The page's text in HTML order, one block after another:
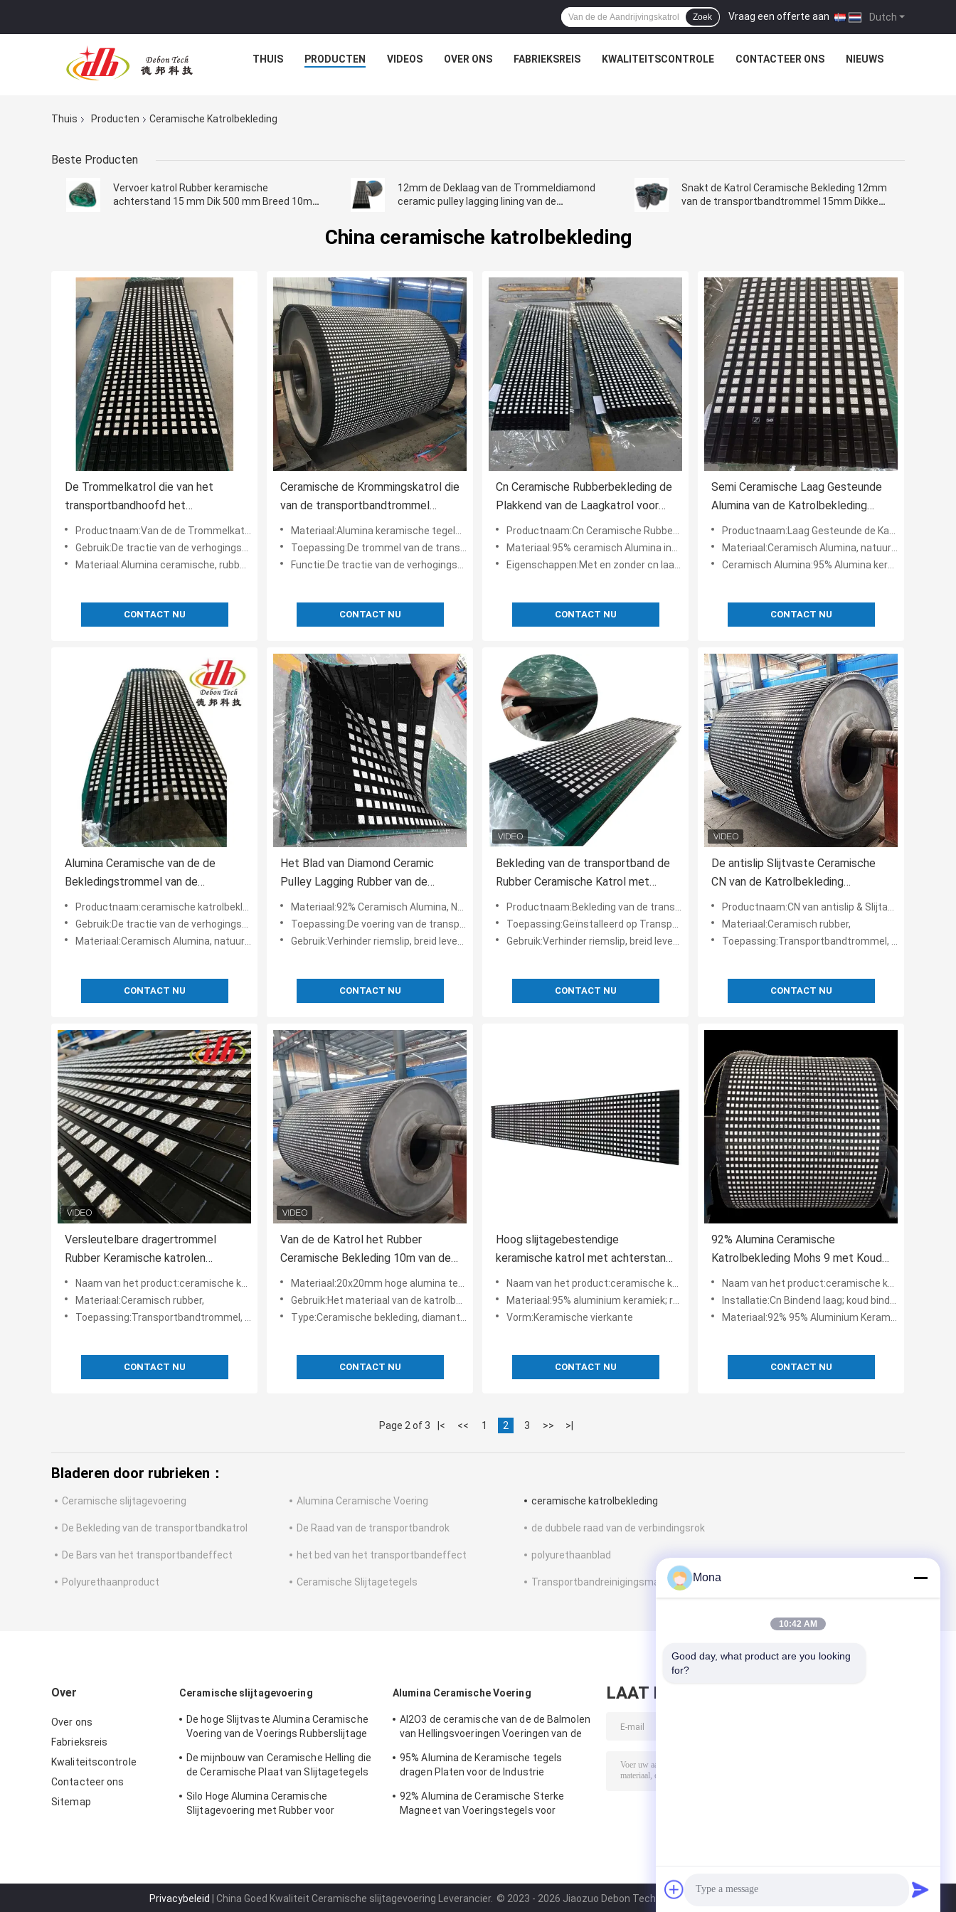
Dutch
Vraag een offerte aan |
Zoek
THUIS PRODUCTEN VIDEOS OVER ONS FABRIEKSREIS KWALITEITSCONTROLE CONTACTEER ONS NIEUWS
Thuis Producten Ceramische Katrolbekleding
Beste Producten
Vervoer katrol Rubber keramische
achterstand 15 mm Dik 500 mm Breed 10m
12mm de Deklaag van de Trommeldiamond
ceramic pulley lagging lining van de
Snakt de Katrol Ceramische Bekleding 12mm
van de transportbandtrommel 15mm Dikke
China ceramische katrolbekleding
De Trommelkatrol die van het
transportbandhoofd het
Ceramische Rubberblad van de
Voeringsdeklaag achterblijven
Productnaam:Van de de Trommelkatrol van het transportbandhoofd Blad van de de Voeringsdeklaag het Ceramische Rub
Gebruik:De tractie van de verhogingsriem, verhindert riem morserij
Materiaal:Alumina ceramische, rubbersamenstelling, cn laag plakkend
CONTACT NU
Ceramische de Krommingskatrol die
van de transportbandtrommel
Rubberblad achterblijven
Materiaal:Alumina keramische tegels, natuurrubberblad, cn laag plakkend
Toepassing:De trommel van de transportbandkatrol
Functie:De tractie van de verhogingsriem, verlengt riem en katrollevensduur
CONTACT NU
Cn Ceramische Rubberbekleding de
Plakkend van de Laagkatrol voor
Transportbandsysteem
Productnaam:Cn Ceramische Rubberbekleding de Plakkend van de Laagkatrol voor Transportbandsysteem
Materiaal:95% ceramisch Alumina ingebed in natuurrubberblad
Eigenschappen:Met en zonder cn laag plakkend
CONTACT NU
Semi Ceramische Laag Gesteunde
Alumina van de Katrolbekleding
Keramische tegels Plakkend
Productnaam:Laag Gesteunde de Katrolbekleding plakkend van Keramische tegelssemiceramic
Materiaal:Ceramisch Alumina, natuurrubber, cn laag plakkend
Ceramisch Alumina:95% Alumina keramische tegels
CONTACT NU
Alumina Ceramische van de de
Bekledingstrommel van de
Transportbandkatrol de Katrol
Rubberbekleding
Productnaam:ceramische katrolbekleding
Gebruik:De tractie van de verhogingsriem, beschermt transportband en katrol
Materiaal:Ceramisch Alumina, natuurrubber, cn laag plakkend
CONTACT NU
Het Blad van Diamond Ceramic
Pulley Lagging Rubber van de
transportbandtrommel
Materiaal:92% Ceramisch Alumina, Natuurrubber, Cn laag plakkend
Toepassing:De voering van de transportbandkatrol
Gebruik:Verhinder riemslip, breid levensduur van transportband en katrol uit
CONTACT NU
Bekleding van de transportband de
Rubber Ceramische Katrol met
Koude die Cn Laag vulcaniseren
Plakkend
Productnaam:Bekleding van de transportband de Rubber Ceramische Katrol met Koude die Cn Laag vulcaniseren Plakke
Toepassing:Geïnstalleerd op Transportbandkatrol
Gebruik:Verhinder riemslip, breid levensduur van katrol en riem uit
CONTACT NU
De antislip Slijtvaste Ceramische
CN van de Katrolbekleding
Bekleding Plakkend van de Laag
Rubber Ceramische Trommel
Productnaam:CN van antislip & Slijtageressitant van de de Bekledingskatrol van de Laag Rubber Ceramische Trommel
Materiaal:Ceramisch rubber,
Toepassing:Transportbandtrommel, Katrol, Aandrijvingskatrol
CONTACT NU
Versleutelbare dragertrommel
Rubber Keramische katrolen
Lagblad
Naam van het product:ceramische katrolbekleding
Materiaal:Ceramisch rubber,
Toepassing:Transportbandtrommel, Katrol, Aandrijvingskatrol
CONTACT NU
Van de de Katrol het Rubber
Ceramische Bekleding 10m van de
mijnbouwtransportband Materiaal
van de de Katrolbekleding
Materiaal:20x20mm hoge alumina tegels, rubber.
Gebruik:Het materiaal van de katrolbekleding, om de wrijving tussen katrol en riem te verhogen. coëfficiënt
Type:Ceramische bekleding, diamant rubberbekleding, duidelijke rubberbekleding, enz.
CONTACT NU
Hoog slijtagebestendige
keramische katrol met achterstand
van 95% aluminium keramische
katrol voor transportbanden
Naam van het product:ceramische katrolbekleding
Materiaal:95% aluminium keramiek; rubber
Vorm:Keramische vierkante
CONTACT NU
92% Alumina Ceramische
Katrolbekleding Mohs 9 met Koude
die meer dan 2 van het Gebruiks
plakt Jaar Leven
Naam van het product:ceramische katrolbekleding
Installatie:Cn Bindend laag; koud binden
Materiaal:92% 95% Aluminium Keramiek; Rubber
CONTACT NU
Page 2 of 3 |< << 1 2 3 >> >|
Bladeren door rubrieken：
Ceramische slijtagevoering Alumina Ceramische Voering ceramische katrolbekleding
De Bekleding van de transportbandkatrol De Raad van de transportbandrok de dubbele raad van de verbindingsrok
De Bars van het transportbandeffect het bed van het transportbandeffect polyurethaanblad
Polyurethaanproduct Ceramische Slijtagetegels Transportbandreinigingsmachine
Over
Over ons
Fabrieksreis
Kwaliteitscontrole
Contacteer ons
Sitemap
Ceramische slijtagevoering
De hoge Slijtvaste Alumina Ceramische
Voering van de Voerings Rubberslijtage
De mijnbouw van Ceramische Helling die
de Ceramische Plaat van Slijtagetegels
Silo Hoge Alumina Ceramische
Slijtagevoering met Rubber voor
Alumina Ceramische Voering
AI2O3 de ceramische van de de Balmolen
van Hellingsvoeringen Voeringen van de
95% Alumina de Keramische tegels
dragen Platen voor de Industrie
Modderpomp
92% Alumina de Ceramische Sterke
Magneet van Voeringstegels voor
LAAT BERICHT ACHTER
Privacybeleid | China Goed Kwaliteit Ceramische slijtagevoering Leverancier. © 2023 - 2026 Jiaozuo Debon Technology Co., Ltd.. All Rights Reserved.
Mona
10:42 AM
Good day, what product are you looking
for?